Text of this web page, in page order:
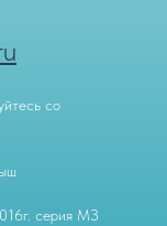
со
серия МЗ